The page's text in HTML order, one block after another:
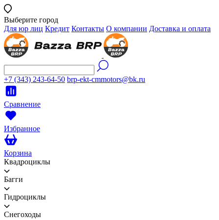
Выберите город
Для юр лиц Кредит Контакты О компании Доставка и оплата
+7 (343) 243-64-50 brp-ekt-cmmotors@bk.ru
Сравнение
Избранное
Корзина
Квадроциклы
Багги
Гидроциклы
Снегоходы